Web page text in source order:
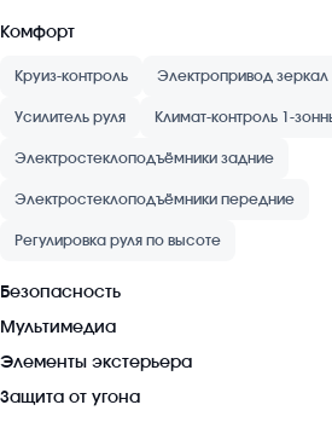
Комфорт
Круиз-контроль Электропривод зеркал
Усилитель руля Климат-контроль 1-
Электростеклоподъёмники задние
Электростеклоподъёмники передние
Регулировка руля по высоте
Безопасность
Мультимедиа
Элементы экстерьера
Защита от угона